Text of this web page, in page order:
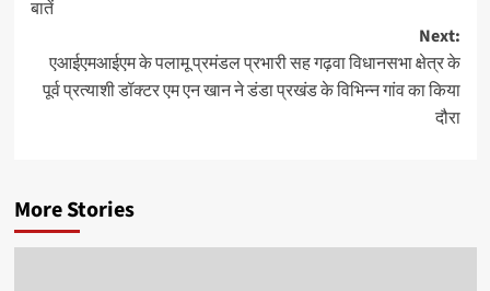
बातें
Next:
एआईएमआईएम के पलामू प्रमंडल प्रभारी सह गढ़वा विधानसभा क्षेत्र के
पूर्व प्रत्याशी डॉक्टर एम एन खान ने डंडा प्रखंड के विभिन्न गांव का किया
दौरा
More Stories